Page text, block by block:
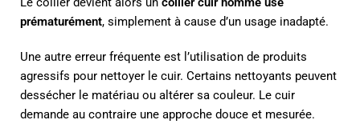
prématurément, simplement à cause d’un usage inadapté.
Une autre erreur fréquente est l’utilisation de produits
agressifs pour nettoyer le cuir. Certains nettoyants peuvent
dessécher le matériau ou altérer sa couleur. Le cuir
demande au contraire une approche douce et mesurée.